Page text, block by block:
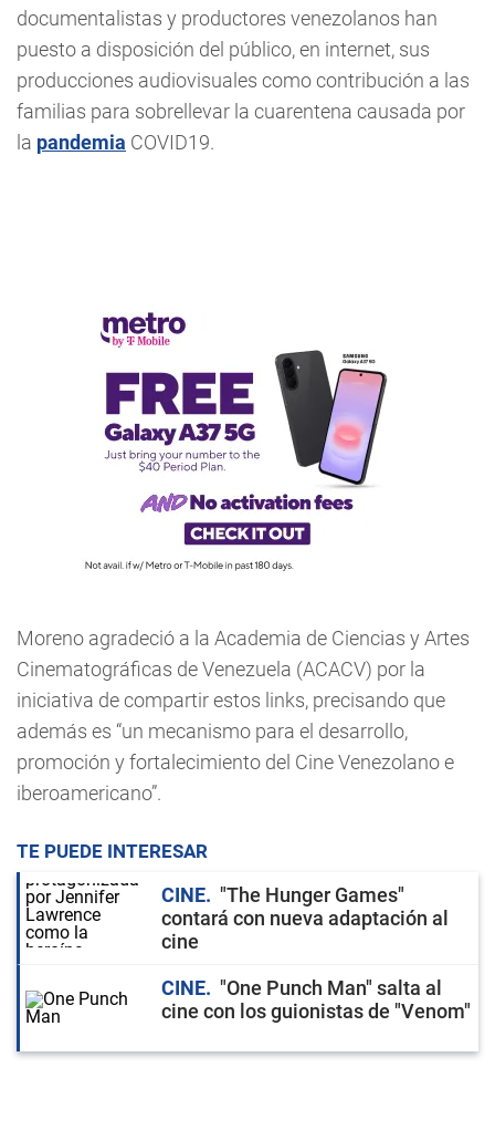
documentalistas y productores venezolanos han
puesto a disposición del público, en internet, sus
producciones audiovisuales como contribución a las
familias para sobrellevar la cuarentena causada por
la pandemia COVID19.
Moreno agradeció a la Academia de Ciencias y Artes
Cinematográficas de Venezuela (ACACV) por la
iniciativa de compartir estos links, precisando que
además es “un mecanismo para el desarrollo,
promoción y fortalecimiento del Cine Venezolano e
iberoamericano”.
TE PUEDE INTERESAR
CINE
"The Hunger Games"
contará con nueva adaptación al
cine
CINE
"One Punch Man" salta al
cine con los guionistas de "Venom"